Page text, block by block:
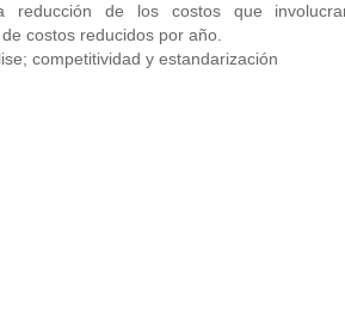
reducción de los costos que
costos reducidos por año.
competitividad y estandarización